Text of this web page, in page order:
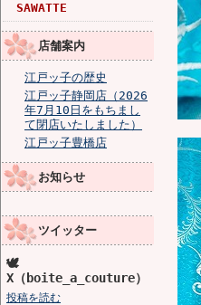
SAWATTE
店舗案内
江戸ッ子の歴史
江戸ッ子静岡店（2026
年7月10日をもちまし
て閉店いたしました）
江戸ッ子豊橋店
お知らせ
ツイッター
🕊️
X（boite_a_couture）
投稿を読む